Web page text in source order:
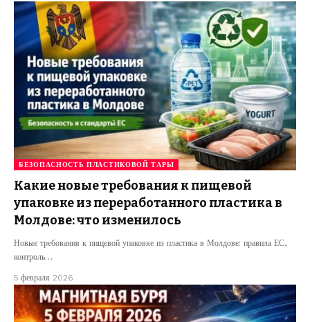
БЕЗОПАСНОСТЬ ПЛАСТИКОВОЙ ТАРЫ
Какие новые требования к пищевой
упаковке из переработанного пластика в
Молдове: что изменилось
Новые требования к пищевой упаковке из пластика в Молдове: правила ЕС,
контроль…
5 февраля 2026